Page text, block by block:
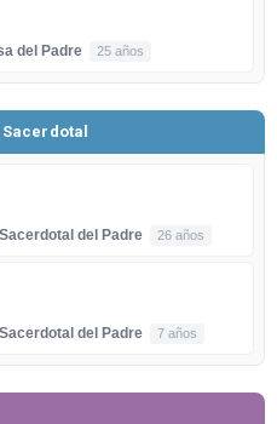
del Padre
25 años
del Padre
26 años
del Padre
7 años